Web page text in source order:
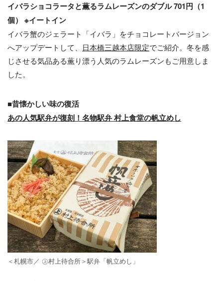
イバラショコラータと薫るラムレーズンのダブル 701円（1
個） ※イートイン
イバラ蟹のジェラート「イバラ」をチョコレートバージョン
へアップデートして、 ⽇本橋三越本店限定でご紹介。冬を感
じさせる気品ある薫り漂う⼈気のラムレーズンもご⽤意しま
した。
■昔懐かしい味の復活
あの人気駅弁が復刻！名物駅弁 村上食堂の帆立めし
＜札幌市／ ㊤村上待合所＞駅弁「帆⽴めし」